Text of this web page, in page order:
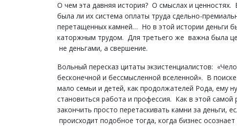
О чем эта давняя история? О смыслах и
была ли их система оплаты труда сдельно-
перетащенных камней… Но в этой истории деньги
каторжным трудом. Для третьего же важна была
не деньгами, а свершение.
Вольный пересказ цитаты экзистенциалистов:
бесконечной и бессмысленной вселенной». В
мало семьи и детей, как продолжателей Рода, ему
становиться работа и профессия. Как в этой
закончить просто перетаскивать камни за деньги,
происходит подобное тогда, когда бизнес